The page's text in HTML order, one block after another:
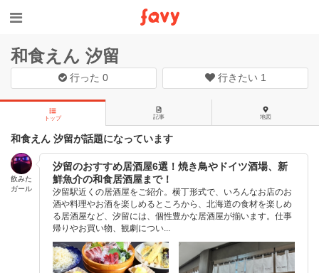
和食えん 汐留
行った0 行きたい 1
トップ 記事 地図
和食えん 汐留が話題になっています
飲みた
ガール
汐留のおすすめ居酒屋6選！焼き鳥やドイツ酒場、新
鮮魚介の和食居酒屋まで！
汐留駅近くの居酒屋をご紹介。横丁形式で、いろんなお店のお
酒や料理やお酒を楽しめるところから、北海道の食材を楽しめ
る居酒屋など、汐留には、個性豊かな居酒屋が揃います。仕事
帰りやお買い物、観劇につい...